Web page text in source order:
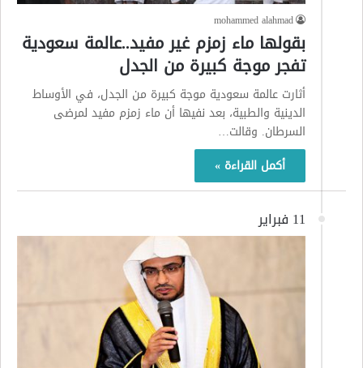
mohammed alahmad
بقولها ماء زمزم غير مفيد..عالمة سعودية
تفجر موجة كبيرة من الجدل
أثارت عالمة سعودية موجة كبيرة من الجدل، في الأوساط
الدينية والطبية، بعد نفيها أن ماء زمزم مفيد لمرضى
السرطان. وقالت…
أكمل القراءة »
11 فبراير